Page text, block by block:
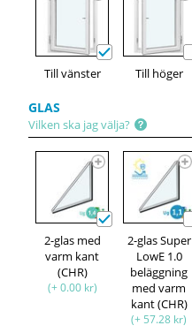
Till vänster Till höger
GLAS
Vilken ska jag välja?
2-glas med
varm kant
(CHR)
(+ 0.00 kr)
2-glas Super
LowE 1.0
beläggning
med varm
kant (CHR)
(+ 57.28 kr)